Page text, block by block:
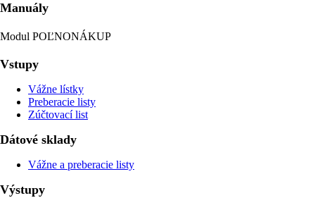
Manuály
Modul POĽNONÁKUP
Vstupy
Vážne lístky
Preberacie listy
Zúčtovací list
Dátové sklady
Vážne a preberacie listy
Výstupy